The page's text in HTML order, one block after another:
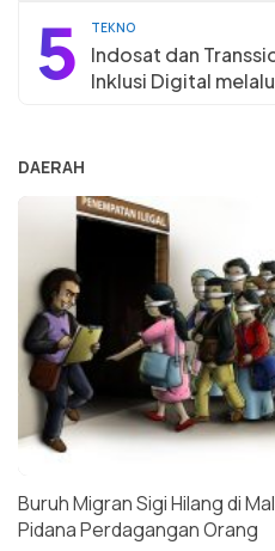
5 TEKNO
Indosat dan
Inklusi Digital
DAERAH
Buruh Migran Sigi Hilang di
Pidana Perdagangan Orang